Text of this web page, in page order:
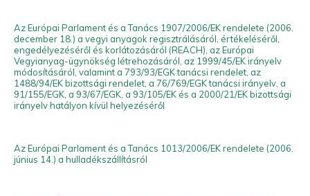
Kapcsolat
Fémtörvény
Körforgásos gazdaság
Országos Szövetsége
Az Európai Parlament és a Tanács 1907/2006/EK rendelete (2006.
december 18.) a vegyi anyagok regisztrálásáról, értékeléséről,
engedélyezéséről és korlátozásáról (REACH), az Európai
Vegyianyag-ügynökség létrehozásáról, az 1999/45/EK irányelv
módosításáról, valamint a 793/93/EGK tanácsi rendelet, az
1488/94/EK bizottsági rendelet, a 76/769/EGK tanácsi irányelv, a
91/155/EGK, a 93/67/EGK, a 93/105/EK és a 2000/21/EK bizottsági
irányelv hatályon kívül helyezéséről
Az Európai Parlament és a Tanács 1013/2006/EK rendelete (2006.
június 14.) a hulladékszállításról